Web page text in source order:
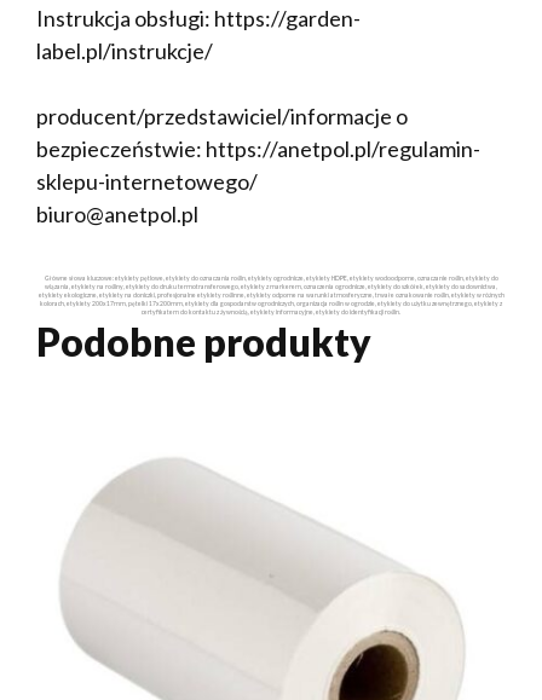
Instrukcja obsługi: https://garden-
label.pl/instrukcje/
producent/przedstawiciel/informacje o
bezpieczeństwie: https://anetpol.pl/regulamin-
sklepu-internetowego/
biuro@anetpol.pl
Główne słowa kluczowe: etykiety pętlowe, etykiety do oznaczania roślin, etykiety ogrodnicze, etykiety HDPE, etykiety wodoodporne, oznaczanie roślin, etykiety do
wiązania, etykiety na rośliny, etykiety do druku termotransferowego, etykiety z markerem, oznaczenia ogrodnicze, etykiety do szkółek, etykiety do sadownictwa,
etykiety ekologiczne, etykiety na doniczki, profesjonalne etykiety roślinne, etykiety odporne na warunki atmosferyczne, trwałe oznakowanie roślin, etykiety w różnych
kolorach, etykiety 200x17mm, pętelki 17x200mm, etykiety dla gospodarstw ogrodniczych, organizacja roślin w ogrodzie, etykiety do użytku zewnętrznego, etykiety z
certyfikatem do kontaktu z żywnością, etykiety informacyjne, etykiety do identyfikacji roślin.
Podobne produkty